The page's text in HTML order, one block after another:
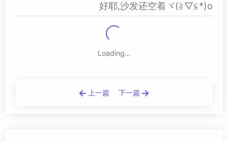
好耶,沙发还空着ヾ(≧▽≦*)o
Loading...
上一篇 下一篇